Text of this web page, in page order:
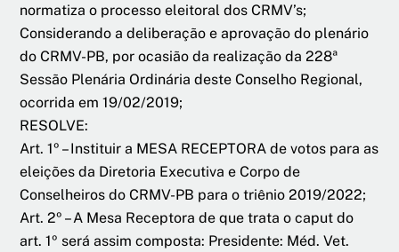
normatiza o processo eleitoral dos CRMV’s;
Considerando a deliberação e aprovação do plenário
do CRMV-PB, por ocasião da realização da 228ª
Sessão Plenária Ordinária deste Conselho Regional,
ocorrida em 19/02/2019;
RESOLVE:
Art. 1º – Instituir a MESA RECEPTORA de votos para as
eleições da Diretoria Executiva e Corpo de
Conselheiros do CRMV-PB para o triênio 2019/2022;
Art. 2º – A Mesa Receptora de que trata o caput do
art. 1º será assim composta: Presidente: Méd. Vet.